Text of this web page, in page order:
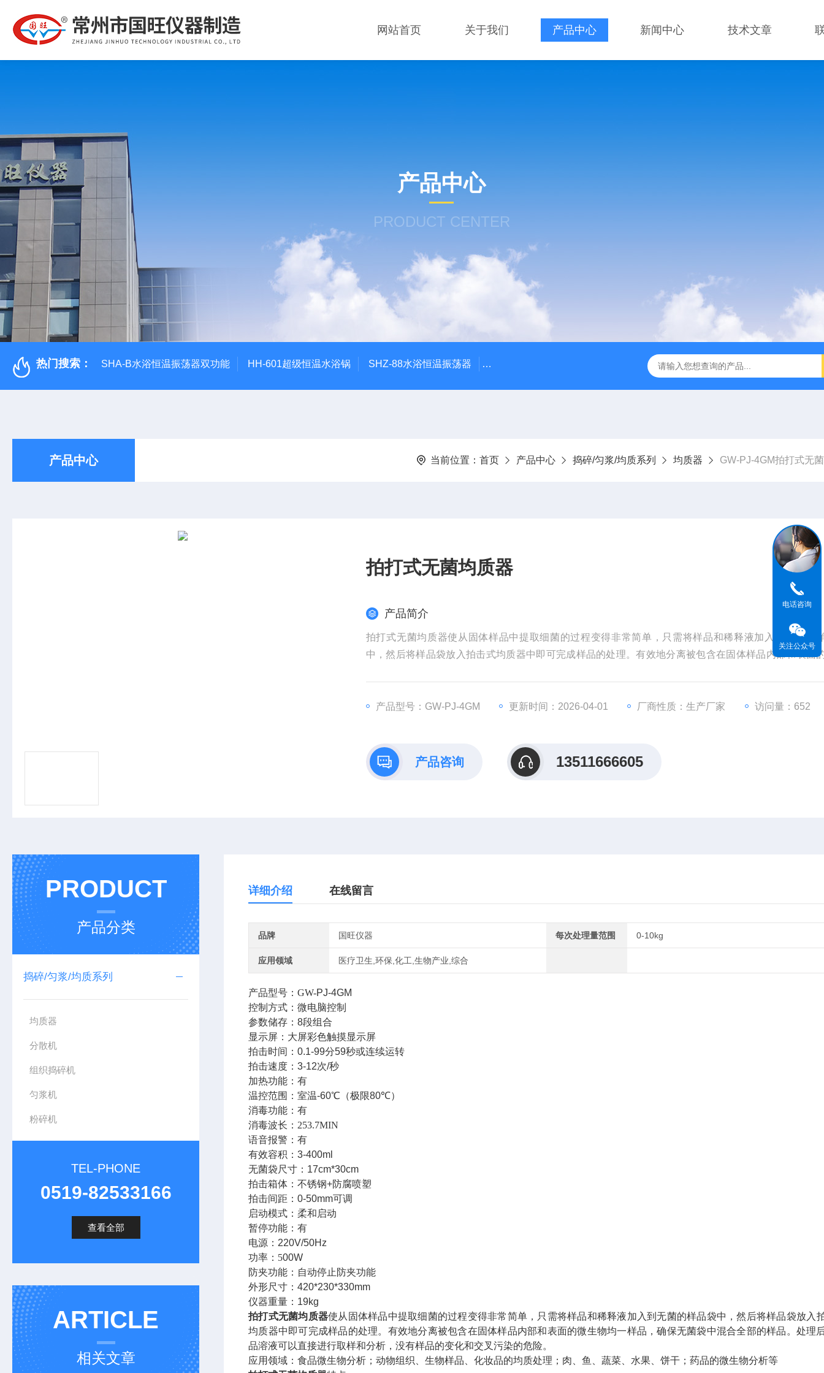
网站首页 关于我们 产品中心 新闻中心 技术文章
产品中心
PRODUCT CENTER
热门搜索： SHA-B水浴恒温振荡器双功能 HH-601超级恒温水浴锅 SHZ-88水浴恒温振荡器 HZQ-2水浴全温振荡器 THZ-82A气浴恒温振荡器价格
产品中心 当前位置： 首页 产品中心 捣碎/匀浆/均质系列 均质器 GW-PJ-4GM拍打式无
拍打式无菌均质器
产品简介
拍打式无菌均质器使从固体样品中提取细菌的过程变得非常简单，只需将样品和稀释液加入到无菌的
中，然后将样品袋放入拍击式均质器中即可完成样品的处理。有效地分离被包含在固体样品内部和表面
产品型号：GW-PJ-4GM
更新时间：2026-04-01 厂商性质：生产厂家 访问量：652
产品咨询 13511666605
PRODUCT
产品分类
捣碎/匀浆/均质系列
均质器
分散机
组织捣碎机
匀浆机
粉碎机
TEL-PHONE
0519-82533166
查看全部
ARTICLE
相关文章
详细介绍 在线留言
品牌 国旺仪器 每次处理量范围 0-10kg
应用领域 医疗卫生,环保,化工,生物产业,综合
产品型号：GW-PJ-4GM
控制方式：微电脑控制
参数储存： 8段组合
显示屏：大屏彩色触摸显示屏
拍击时间： 0.1-99分59秒或连续运转
拍击速度： 3-12次/秒
加热功能：有
温控范围： 室温-60℃ （极限80℃）
消毒功能：有
消毒波长： 253.7MIN
语音报警：有
有效容积： 3-400ml
无菌袋尺寸： 17cm*30cm
拍击箱体：不锈钢+防腐喷塑
拍击间距： 0-50mm可调
启动模式：柔和启动
暂停功能：有
电源： 220V/50Hz
功率：500W
防夹功能：自动停止防夹功能
外形尺寸： 420*230*330mm
仪器重量： 19kg
拍打式无菌均质器使从固体样品中提取细菌的过程变得非常简单，只需将样品和稀释液加入到无菌的样品袋中，然后将样品袋放入
均质器中即可完成样品的处理。有效地分离被包含在固体样品内部和表面的微生物均一样品，确保无菌袋中混合全部的样品。处理
品溶液可以直接进行取样和分析，没有样品的变化和交叉污染的危险。
应用领域：食品微生物分析；动物组织、生物样品、化妆品的均质处理；肉、鱼、蔬菜、水果、饼干；药品的微生物分析等
电话咨询
关注公众号